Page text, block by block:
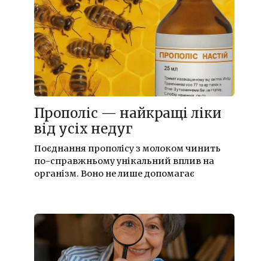
Прополіс — найкращі ліки
від усіх недуг
Поєднання прополісу з молоком чинить
по-справжньому унікальний вплив на
організм. Воно не лише допомагає